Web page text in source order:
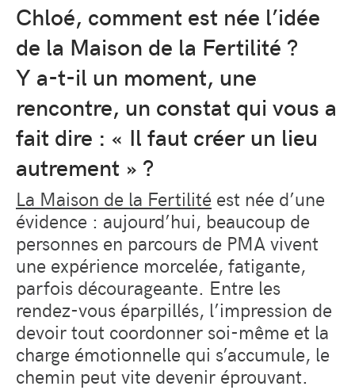
Chloé, comment est née l’idée
de la Maison de la Fertilité ?
Y a-t-il un moment, une
rencontre, un constat qui vous a
fait dire : « Il faut créer un lieu
autrement » ?
La Maison de la Fertilité est née d’une
évidence : aujourd’hui, beaucoup de
personnes en parcours de PMA vivent
une expérience morcelée, fatigante,
parfois décourageante. Entre les
rendez-vous éparpillés, l’impression de
devoir tout coordonner soi-même et la
charge émotionnelle qui s’accumule, le
chemin peut vite devenir éprouvant.